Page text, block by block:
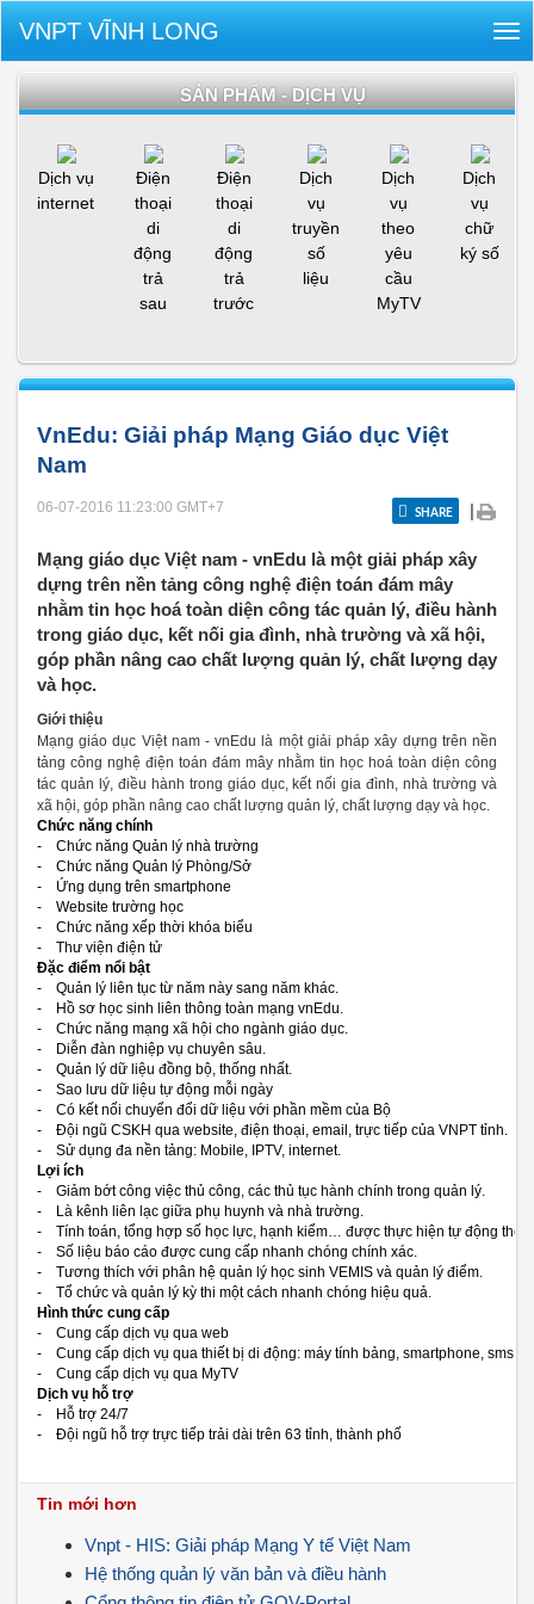
VNPT VĨNH LONG
SẢN PHẨM - DỊCH VỤ
Dịch vụ
internet
Điện
thoại
di
động
trả
sau
Điện
thoại
di
động
trả
trước
Dịch
vụ
truyền
số
liệu
Dịch
vụ
theo
yêu
cầu
MyTV
Dịch
vụ
chữ
ký số
VnEdu: Giải pháp Mạng Giáo dục Việt
Nam
06-07-2016 11:23:00 GMT+7 SHARE |
Mạng giáo dục Việt nam - vnEdu là một giải pháp xây
dựng trên nền tảng công nghệ điện toán đám mây
nhằm tin học hoá toàn diện công tác quản lý, điều hành
trong giáo dục, kết nối gia đình, nhà trường và xã hội,
góp phần nâng cao chất lượng quản lý, chất lượng dạy
và học.
Giới thiệu
Mạng giáo dục Việt nam - vnEdu là một giải pháp xây dựng trên nền
tảng công nghệ điện toán đám mây nhằm tin học hoá toàn diện công
tác quản lý, điều hành trong giáo dục, kết nối gia đình, nhà trường và
xã hội, góp phần nâng cao chất lượng quản lý, chất lượng dạy và học.
Chức năng chính
- Chức năng Quản lý nhà trường
- Chức năng Quản lý Phòng/Sở
- Ứng dụng trên smartphone
- Website trường học
- Chức năng xếp thời khóa biểu
- Thư viện điện tử
Đặc điểm nổi bật
- Quản lý liên tục từ năm này sang năm khác.
- Hồ sơ học sinh liên thông toàn mạng vnEdu.
- Chức năng mạng xã hội cho ngành giáo dục.
- Diễn đàn nghiệp vụ chuyên sâu.
- Quản lý dữ liệu đồng bộ, thống nhất.
- Sao lưu dữ liệu tự động mỗi ngày
- Có kết nối chuyển đổi dữ liệu với phần mềm của Bộ
- Đội ngũ CSKH qua website, điện thoại, email, trực tiếp của VNPT tỉnh.
- Sử dụng đa nền tảng: Mobile, IPTV, internet.
Lợi ích
- Giảm bớt công việc thủ công, các thủ tục hành chính trong quản lý.
- Là kênh liên lạc giữa phụ huynh và nhà trường.
- Tính toán, tổng hợp số học lực, hạnh kiểm… được thực hiện tự động theo
- Số liệu báo cáo được cung cấp nhanh chóng chính xác.
- Tương thích với phân hệ quản lý học sinh VEMIS và quản lý điểm.
- Tổ chức và quản lý kỳ thi một cách nhanh chóng hiệu quả.
Hình thức cung cấp
- Cung cấp dịch vụ qua web
- Cung cấp dịch vụ qua thiết bị di động: máy tính bảng, smartphone, sms
- Cung cấp dịch vụ qua MyTV
Dịch vụ hỗ trợ
- Hỗ trợ 24/7
- Đội ngũ hỗ trợ trực tiếp trải dài trên 63 tỉnh, thành phố
Tin mới hơn
Vnpt - HIS: Giải pháp Mạng Y tế Việt Nam
Hệ thống quản lý văn bản và điều hành